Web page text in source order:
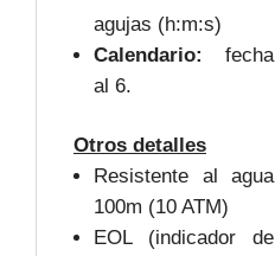
agujas (h:m:s)
Calendario:
fecha
al 6.
Otros detalles
Resistente al agua
100m (10 ATM)
EOL (indicador de